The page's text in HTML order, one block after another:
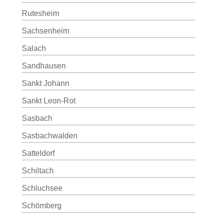
Rutesheim
Sachsenheim
Salach
Sandhausen
Sankt Johann
Sankt Leon-Rot
Sasbach
Sasbachwalden
Satteldorf
Schiltach
Schluchsee
Schömberg